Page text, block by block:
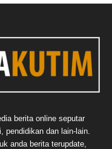
berita online seputar
pendidikan dan lain-lain.
anda berita terupdate,